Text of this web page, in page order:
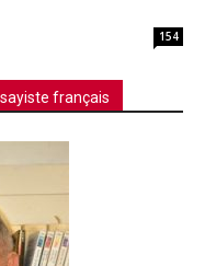
154
français